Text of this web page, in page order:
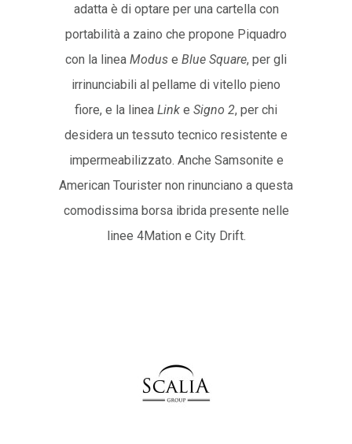
adatta è di optare per una cartella con
portabilità a zaino che propone Piquadro
con la linea Modus e Blue Square, per gli
irrinunciabili al pellame di vitello pieno
fiore, e la linea Link e Signo 2, per chi
desidera un tessuto tecnico resistente e
impermeabilizzato. Anche Samsonite e
American Tourister non rinunciano a questa
comodissima borsa ibrida presente nelle
linee 4Mation e City Drift.